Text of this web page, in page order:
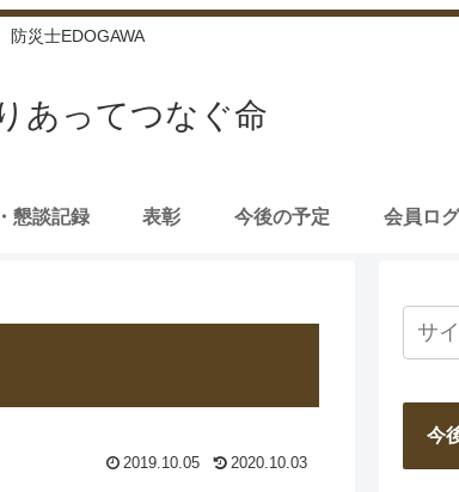
防災士EDOGAWA
あってつなぐ命
懇談記録 表彰 今後の予定 会員ロ
2019.10.05 2020.10.03
今